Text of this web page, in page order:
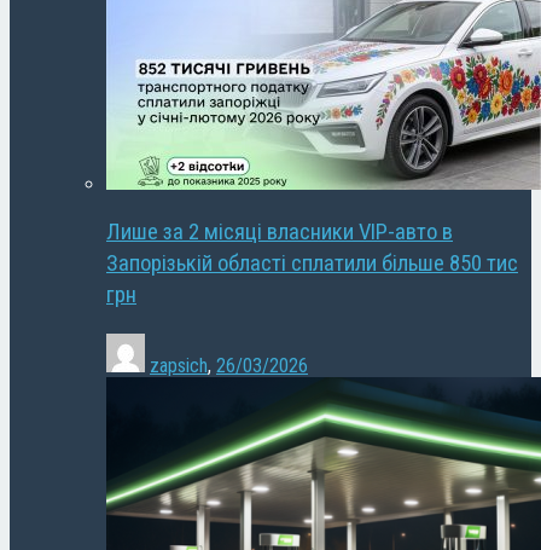
Лише за 2 місяці власники VIP-авто в
Запорізькій області сплатили більше 850 тис
грн
zapsich, 26/03/2026